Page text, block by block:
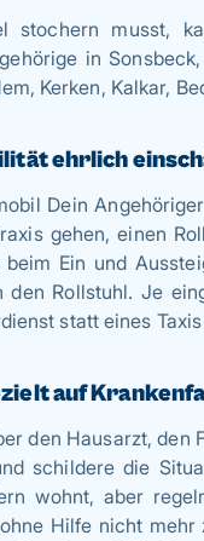
stochern musst,
in
Kerken, Kalkar,
ehrlich
Dein
gehen, einen
Ein und
Rollstuhl. Je
statt eines
auf
den Hausarzt, den
schildere die
wohnt, aber
Hilfe nicht